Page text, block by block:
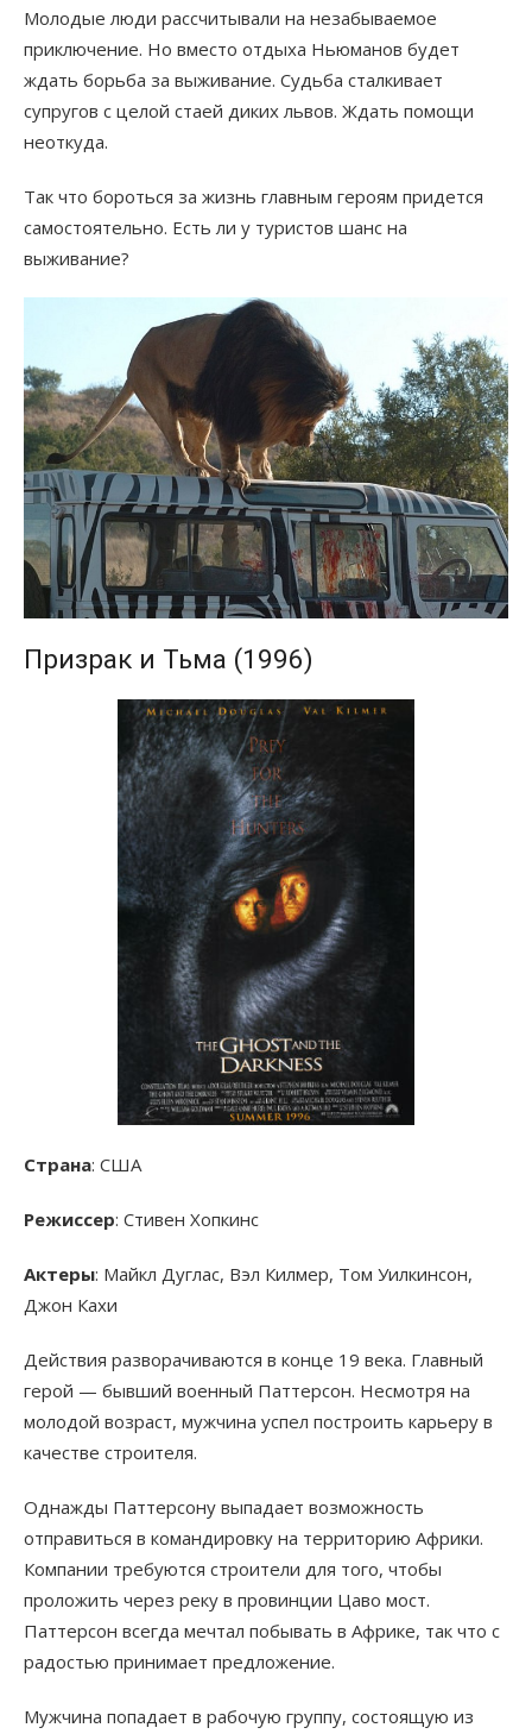
Молодые люди рассчитывали на незабываемое
приключение. Но вместо отдыха Ньюманов будет
ждать борьба за выживание. Судьба сталкивает
супругов с целой стаей диких львов. Ждать помощи
неоткуда.
Так что бороться за жизнь главным героям придется
самостоятельно. Есть ли у туристов шанс на
выживание?
Призрак и Тьма (1996)
Страна: США
Режиссер: Стивен Хопкинс
Актеры: Майкл Дуглас, Вэл Килмер, Том Уилкинсон,
Джон Кахи
Действия разворачиваются в конце 19 века. Главный
герой — бывший военный Паттерсон. Несмотря на
молодой возраст, мужчина успел построить карьеру в
качестве строителя.
Однажды Паттерсону выпадает возможность
отправиться в командировку на территорию Африки.
Компании требуются строители для того, чтобы
проложить через реку в провинции Цаво мост.
Паттерсон всегда мечтал побывать в Африке, так что с
радостью принимает предложение.
Мужчина попадает в рабочую группу, состоящую из